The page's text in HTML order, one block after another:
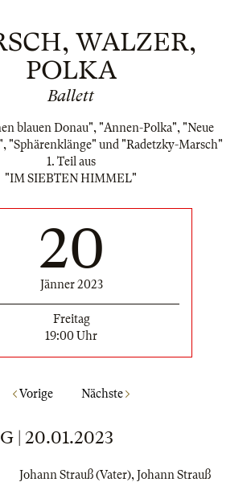
WALZER,
POLKA
Ballett
blauen Donau", "Annen-Polka", "Neue
"Sphärenklänge" und "Radetzky-Marsch"
1. Teil aus
"IM SIEBTEN HIMMEL"
20
Jänner 2023
Freitag
19:00 Uhr
Vorige Nächste
| 20.01.2023
Johann Strauß (Vater), Johann Strauß